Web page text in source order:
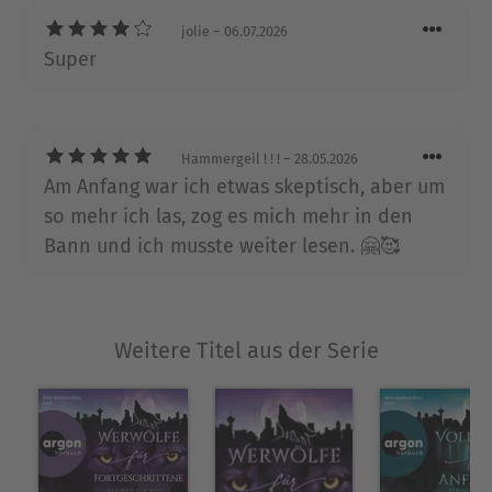
sie unwissentlich verflucht hat. "Red und der
Wolf" ist ein Spin-off zur Reihe "Jezebel Files",
Über Deborah Wilde
Deborah Wilde ist eine Weltenbummlerin und
hoffnungslose Romantikerin. Nach zwölf Jahren
als Drehbuchautorin war sie auch eine komplette
Zynikerin mit defektem Selbstzensur-Knopf. Also
nie zurück.
Ausblenden
jolie – 06.07.2026
Super
Hammergeil ! ! ! – 28.05.2026
Am Anfang war ich etwas skeptisch, aber um
so mehr ich las, zog es mich mehr in den
Bann und ich musste weiter lesen. 🤗🥰
Weitere Titel aus der Serie